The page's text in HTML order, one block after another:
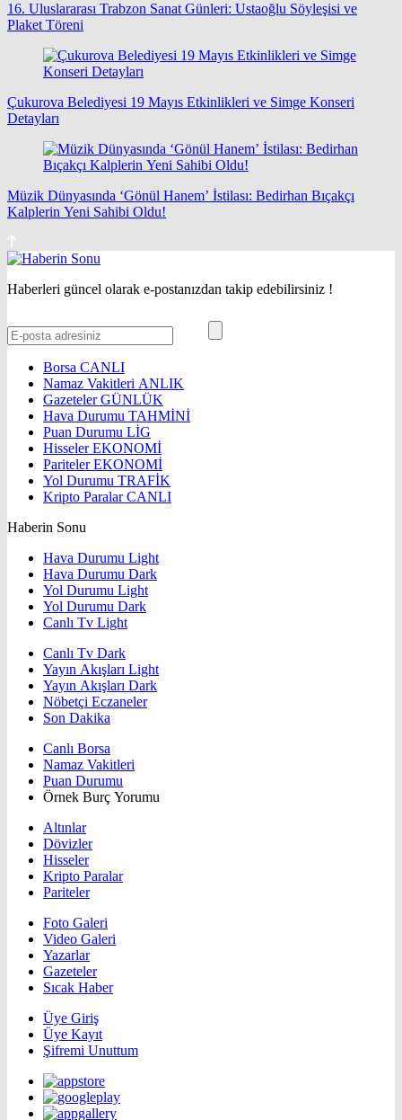
16. Uluslararası Trabzon Sanat Günleri: Ustaoğlu Söyleşisi ve
Plaket Töreni
Çukurova Belediyesi 19 Mayıs Etkinlikleri ve Simge Konseri
Detayları
Müzik Dünyasında ‘Gönül Hanem’ İstilası: Bedirhan Bıçakçı
Kalplerin Yeni Sahibi Oldu!
Haberleri güncel olarak e-postanızdan takip edebilirsiniz !
Borsa CANLI
Namaz Vakitleri ANLIK
GazetelerGÜNLÜK
Hava Durumu TAHMİNİ
Puan Durumu LİG
HisselerEKONOMİ
ParitelerEKONOMİ
Yol Durumu TRAFİK
Kripto ParalarCANLI
Haberin Sonu
Hava Durumu Light
Hava Durumu Dark
Yol Durumu Light
Yol Durumu Dark
Canlı Tv Light
Canlı Tv Dark
Yayın Akışları Light
Yayın Akışları Dark
Nöbetçi Eczaneler
Son Dakika
Canlı Borsa
Namaz Vakitleri
Puan Durumu
Örnek Burç Yorumu
Altınlar
Dövizler
Hisseler
Kripto Paralar
Pariteler
Foto Galeri
Video Galeri
Yazarlar
Gazeteler
Sıcak Haber
Üye Giriş
Üye Kayıt
Şifremi Unuttum